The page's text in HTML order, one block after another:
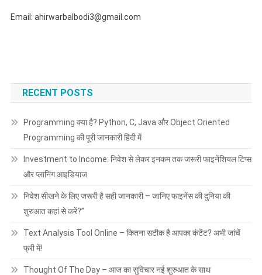
Email: ahirwarbalbodi3@gmail.com
RECENT POSTS
Programming क्या है? Python, C, Java और Object Oriented
Programming की पूरी जानकारी हिंदी में
Investment to Income: निवेश से लेकर इनकम तक जरूरी फाइनेंशियल टिप्स
और प्लानिंग आइडियाज
निवेश सीखने के लिए जरूरी है सही जानकारी – जानिए फाइनेंस की दुनिया की
शुरुआत कहां से करें?”
Text Analysis Tool Online – कितना सटीक है आपका कंटेंट? अभी जांचें
फ्री में!
Thought Of The Day – आज का सुविचार नई शुरुआत के साथ